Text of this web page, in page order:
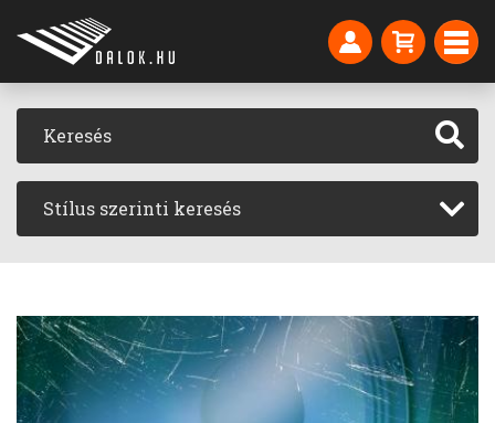
Stílus szerinti keresés